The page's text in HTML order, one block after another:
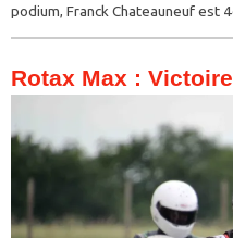
podium, Franck Chateauneuf est
Rotax Max :